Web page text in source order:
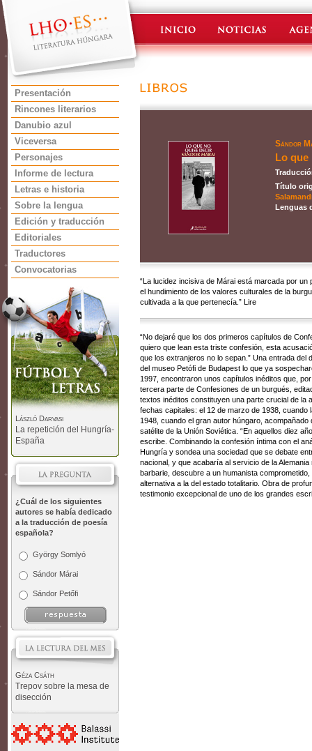
Presentación
Rincones literarios
Danubio azul
Viceversa
Personajes
Informe de lectura
Letras e historia
Sobre la lengua
Edición y traducción
Editoriales
Traductores
Convocatorias
László Darvasi
La repetición del Hungría-
España
¿Cuál de los siguientes
autores se había dedicado
a la traducción de poesía
española?
György Somlyó
Sándor Márai
Sándor Petőfi
Géza Csáth
Trepov sobre la mesa de
disección
Sándor
Lo que
Título
Lenguas
“La lucidez incisiva de Márai está marcada por
el hundimiento de los valores culturales de la
cultivada a la que pertenecía.” Lire
“No dejaré que los dos primeros capítulos de
quiero que lean esta triste confesión, esta
que los extranjeros no lo sepan.” Una entrada
del museo Petófi de Budapest lo que ya
1997, encontraron unos capítulos inéditos que,
tercera parte de Confesiones de un burgués,
textos inéditos constituyen una parte crucial de la
fechas capitales: el 12 de marzo de 1938, cuando
1948, cuando el gran autor húngaro,
satélite de la Unión Soviética. “En aquellos diez
escribe. Combinando la confesión íntima con el
Hungría y sondea una sociedad que se debate
nacional, y que acabaría al servicio de la
barbarie, descubre a un humanista
alternativa a la del estado totalitario. Obra de
testimonio excepcional de uno de los grandes